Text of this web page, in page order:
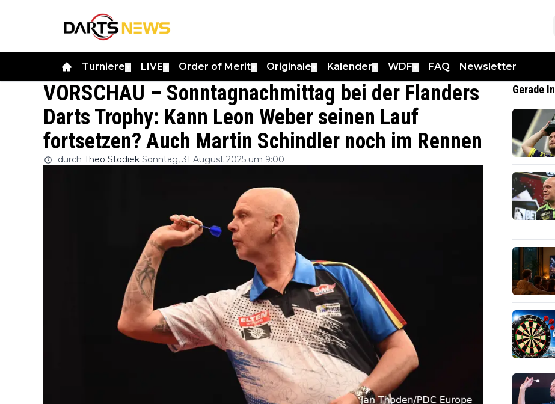
Turniere LIVE Order of Merit Originale Kalender WDF FAQ Newsletter
VORSCHAU – Sonntagnachmittag bei der Flanders
Darts Trophy: Kann Leon Weber seinen Lauf
fortsetzen? Auch Martin Schindler noch im Rennen
durch Theo Stodiek Sonntag, 31 August 2025 um 9:00
Gerade In